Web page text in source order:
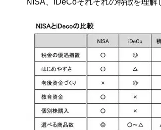
NISA、iDeCoそれぞれの特徴を理解